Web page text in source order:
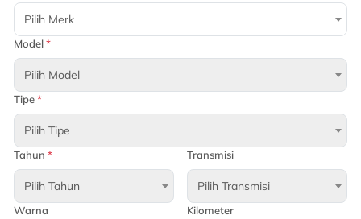
Pilih Merk
Model*
Pilih Model
Tipe*
Pilih Tipe
Tahun *
Pilih Tahun
Transmisi
Pilih Transmisi
Warna Kilometer